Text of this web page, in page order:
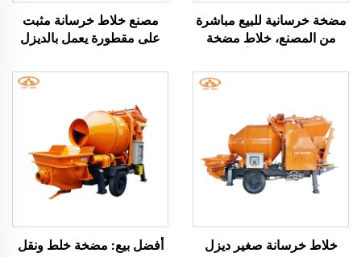
مضخة خرسانية للبيع مباشرة
من المصنع، خلاط مضخة
بسرعة 1480 دورة/دقيقة
مصنع خلاط خرسانة مثبت
على مقطورة يعمل بالديزل
مضخة أسطوانة إسمنتية
لتسطيح الأسطح لبناء المنازل
خلاط خرسانة صغير ديزل
أفضل بيع: مضخة خلط ونقل